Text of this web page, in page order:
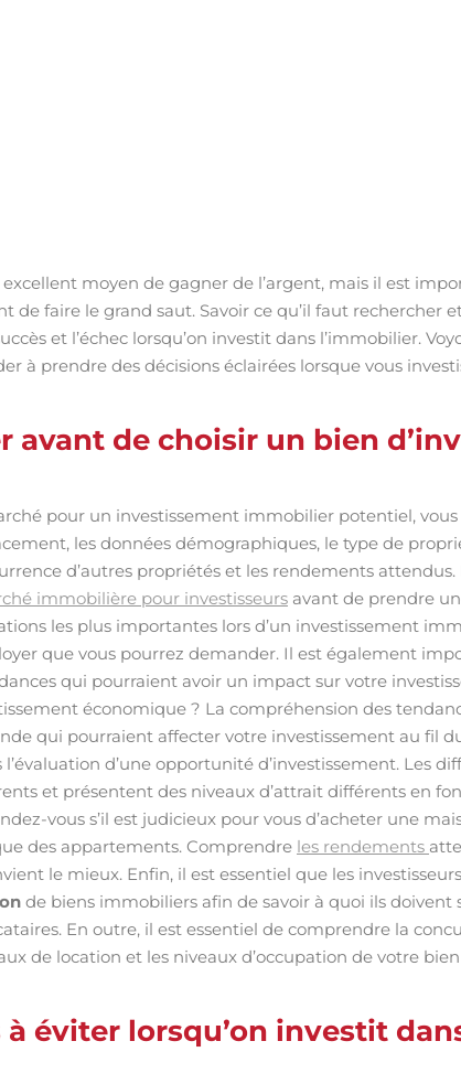
moyen de gagner de l’argent, mais il est
de faire le grand saut. Savoir ce qu’il faut rechercher
et l’échec lorsqu’on investit dans l’immobilier.
à prendre des décisions éclairées lorsque vous
avant de choisir un bien
pour un investissement immobilier potentiel,
les données démographiques, le type de
d’autres propriétés et les rendements
immobilière pour investisseurs avant de prendre
les plus importantes lors d’un investissement
que vous pourrez demander. Il est également
qui pourraient avoir un impact sur votre
économique ? La compréhension des
qui pourraient affecter votre investissement au fil
d’une opportunité d’investissement. Les
et présentent des niveaux d’attrait différents en
vous s’il est judicieux pour vous d’acheter une
des appartements. Comprendre les rendements
le mieux. Enfin, il est essentiel que les
de biens immobiliers afin de savoir à quoi ils doivent
En outre, il est essentiel de comprendre la
de location et les niveaux d’occupation de votre
éviter lorsqu’on investit